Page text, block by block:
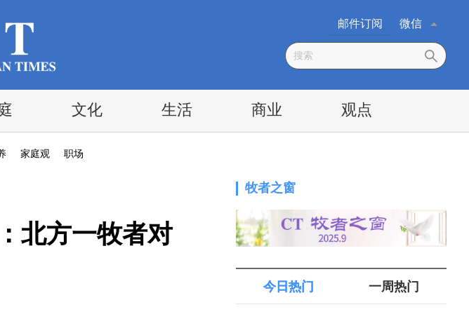
微信
邮件订阅
文化 生活 商业 观点
家庭观 职场
北方一牧者对
牧者之窗
今日热门 一周热门